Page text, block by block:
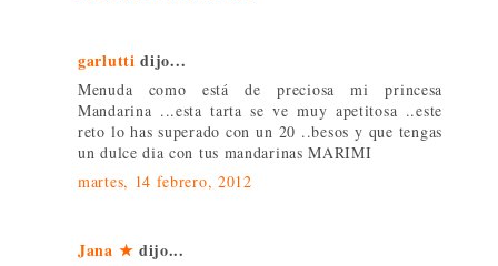
garlutti dijo...
Menuda como está de preciosa mi princesa
Mandarina ...esta tarta se ve muy apetitosa ..este
reto lo has superado con un 20 ..besos y que tengas
un dulce dia con tus mandarinas MARIMI
martes, 14 febrero, 2012
Jana ★ dijo...